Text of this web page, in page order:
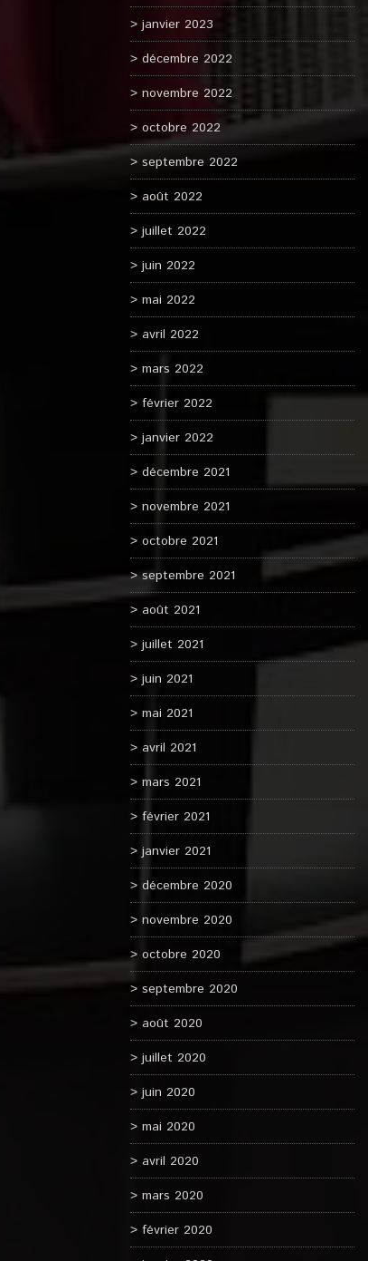
janvier 2023
décembre 2022
novembre 2022
octobre 2022
septembre 2022
août 2022
juillet 2022
juin 2022
mai 2022
avril 2022
mars 2022
février 2022
janvier 2022
décembre 2021
novembre 2021
octobre 2021
septembre 2021
août 2021
juillet 2021
juin 2021
mai 2021
avril 2021
mars 2021
février 2021
janvier 2021
décembre 2020
novembre 2020
octobre 2020
septembre 2020
août 2020
juillet 2020
juin 2020
mai 2020
avril 2020
mars 2020
février 2020